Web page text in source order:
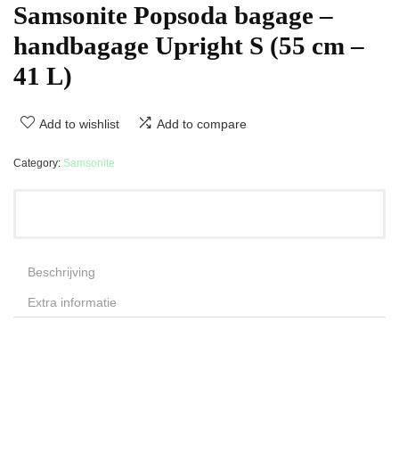
Samsonite Popsoda bagage –
handbagage Upright S (55 cm –
41 L)
Add to wishlist Add to compare
Category: Samsonite
Beschrijving
Extra informatie